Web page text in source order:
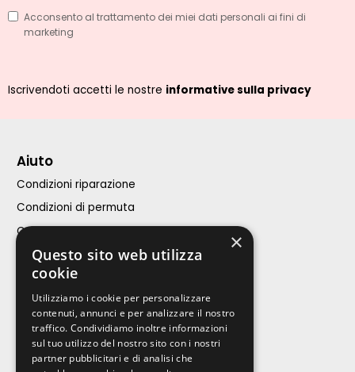
Acconsento al trattamento dei miei dati personali ai fini di
marketing
Iscrivendoti accetti le nostre informative sulla privacy
Aiuto
Condizioni riparazione
Condizioni di permuta
Condizioni di vendita
Assistenza Clienti
iPhone
Calcola riparazione
Acquista
×
Questo sito web utilizza
cookie
Utilizziamo i cookie per personalizzare
contenuti, annunci e per analizzare il nostro
traffico. Condividiamo inoltre informazioni
sul tuo utilizzo del nostro sito con i nostri
partner pubblicitari e di analisi che